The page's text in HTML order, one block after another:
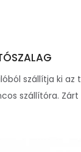
szállítja ki
szállítóra. Zárt